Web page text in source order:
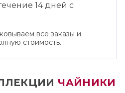
14 дней с
все заказы и
стоимость.
ЧАЙНИКИ